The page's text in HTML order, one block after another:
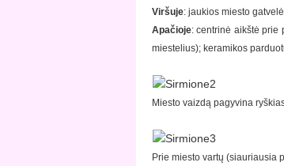
Viršuje: jaukios miesto
Apačioje: centrinė aikštė prie
miestelius); keramikos
Miesto vaizdą pagyvina
Prie miesto vartų (siauriausia